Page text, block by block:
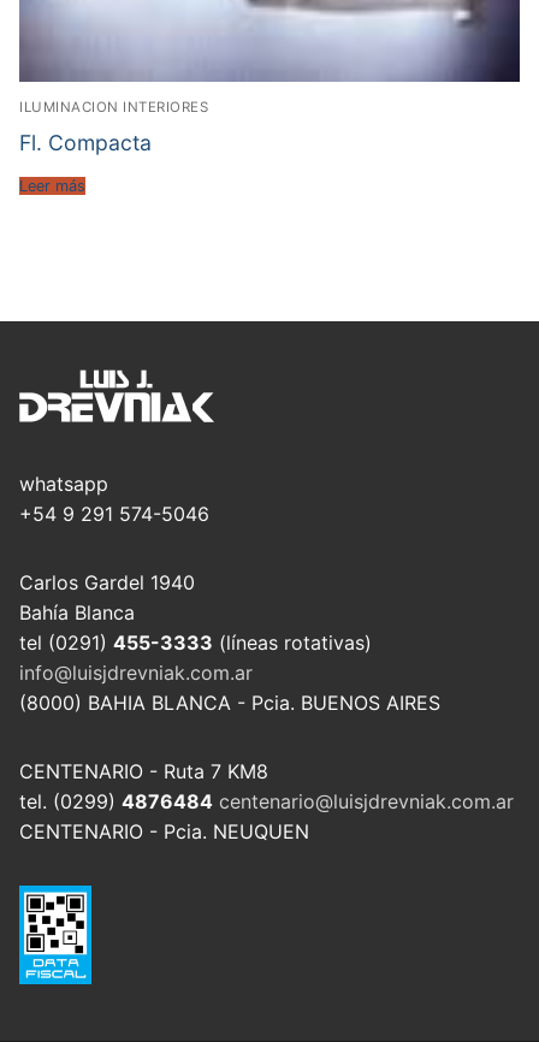
ILUMINACION INTERIORES
Fl. Compacta
Leer más
whatsapp
+54 9 291 574-5046
Carlos Gardel 1940
Bahía Blanca
tel (0291) 455-3333 (líneas rotativas)
info@luisjdrevniak.com.ar
(8000) BAHIA BLANCA - Pcia. BUENOS AIRES
CENTENARIO - Ruta 7 KM8
tel. (0299) 4876484 centenario@luisjdrevniak.com.ar
CENTENARIO - Pcia. NEUQUEN